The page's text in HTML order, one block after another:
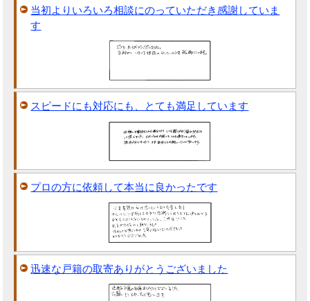
当初よりいろいろ相談にのっていただき感謝していま
す
スピードにも対応にも、とても満足しています
プロの方に依頼して本当に良かったです
迅速な戸籍の取寄ありがとうございました